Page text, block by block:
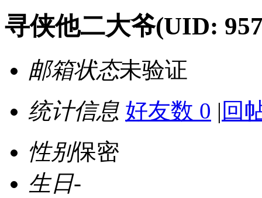
寻侠他二大爷(UID:
邮箱状态未验证
统计信息 好友数 0 | 回
性别保密
生日-